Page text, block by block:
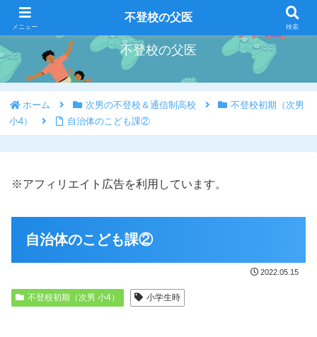
好きな事を好きな時にやろう
不登校の父医
ホーム 次男の不登校＆通信制高校
不登校初期（次男
小4）
自治体のこども課②
※アフィリエイト広告を利用しています。
自治体のこども課②
2022.05.15
不登校初期（次男 小4） 小学生時
メニュー
不登校の父医
検索